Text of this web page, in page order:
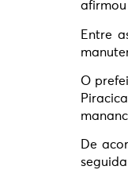
afirmou
Entre
O
De